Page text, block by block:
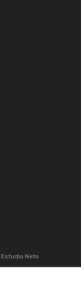
Estudio Neto